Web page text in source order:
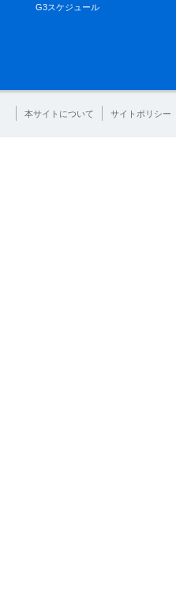
G3スケジュール
本サイトについて サイトポリシー